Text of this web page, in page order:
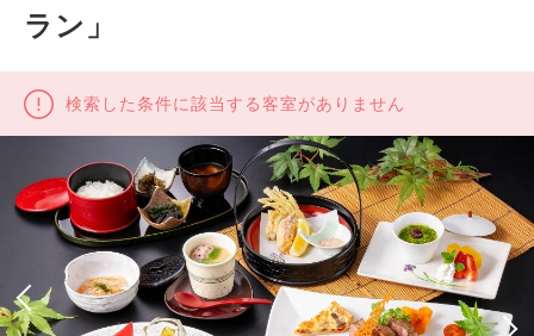
ラン」
検索した条件に該当する客室がありません